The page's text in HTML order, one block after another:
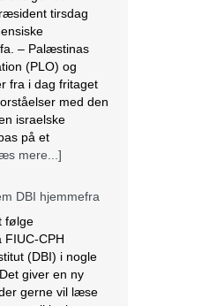
tirsdag
– Palæstinas
(PLO) og
fra i dag fritaget
med den
israelske
på et
mere...]
DBI hjemmefra
følge
FIUC-CPH
(DBI) i nogle
giver en ny
gerne vil læse